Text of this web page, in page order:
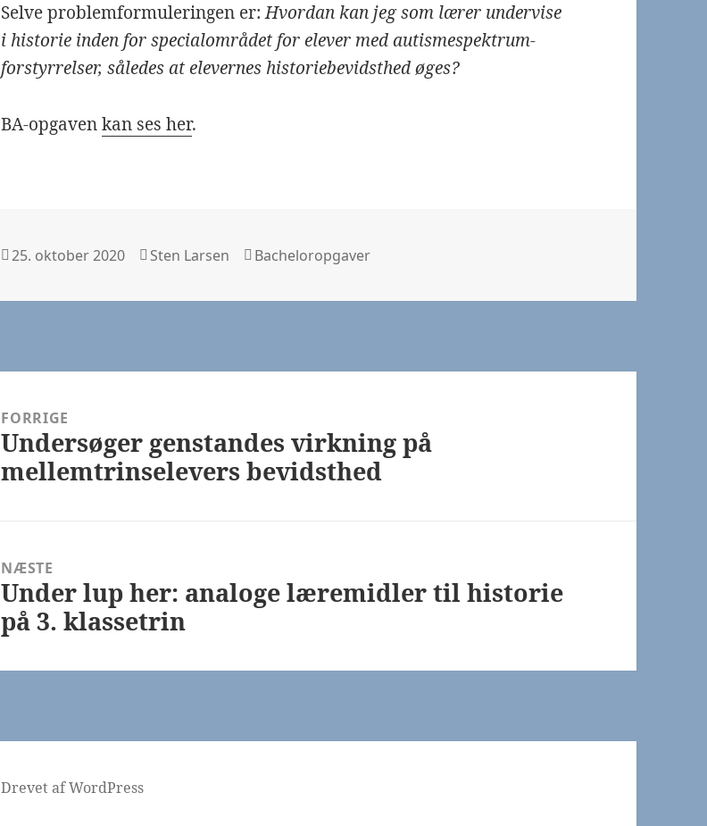
Selve problemformuleringen er:Hvordan kan jeg som lærer undervise
i historie inden for specialområdet for elever med autismespektrum-
forstyrrelser, således at elevernes historiebevidsthed øges?
BA-opgavenkan ses her.
Udgivet
25. oktober 2020 Forfatter
Sten Larsen Kategorier
Bacheloropgaver
FORRIGE
Forrige
indlæg:
Undersøger genstandes virkning på
mellemtrinselevers bevidsthed
NÆSTE
Næste
indlæg:
Under lup her: analoge læremidler til historie
på 3. klassetrin
Drevet af WordPress